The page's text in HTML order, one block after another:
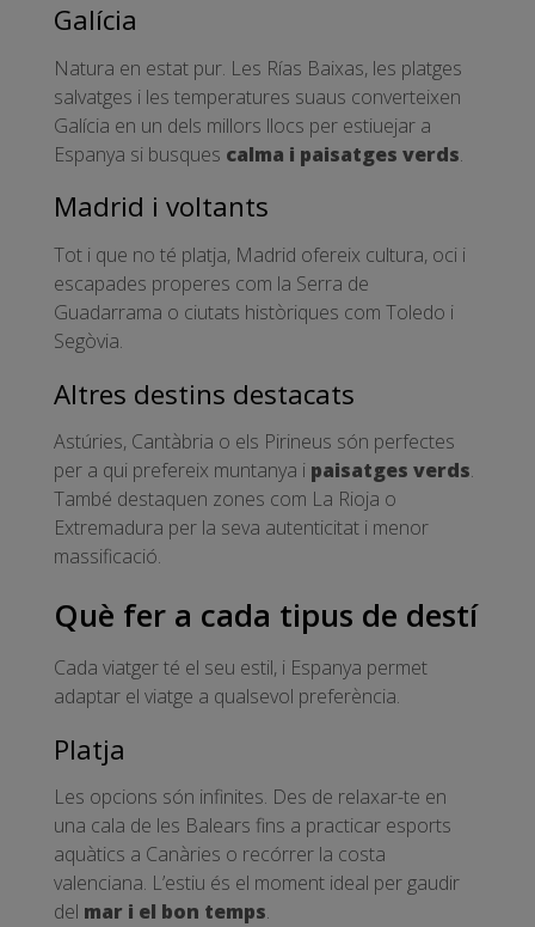
Galícia
Natura en estat pur. Les Rías Baixas, les platges
salvatges i les temperatures suaus converteixen
Galícia en un dels millors llocs per estiuejar a
Espanya si busques calma i paisatges verds.
Madrid i voltants
Tot i que no té platja, Madrid ofereix cultura, oci i
escapades properes com la Serra de
Guadarrama o ciutats històriques com Toledo i
Segòvia.
Altres destins destacats
Astúries, Cantàbria o els Pirineus són perfectes
per a qui prefereix muntanya i paisatges verds.
També destaquen zones com La Rioja o
Extremadura per la seva autenticitat i menor
massificació.
Què fer a cada tipus de destí
Cada viatger té el seu estil, i Espanya permet
adaptar el viatge a qualsevol preferència.
Platja
Les opcions són infinites. Des de relaxar-te en
una cala de les Balears fins a practicar esports
aquàtics a Canàries o recórrer la costa
valenciana. L’estiu és el moment ideal per gaudir
del mar i el bon temps.